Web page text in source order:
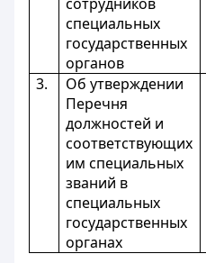
специальных
государственных
органов
3.
Об утверждении
Перечня
должностей и
соответствующих
им специальных
званий в
специальных
государственных
органах